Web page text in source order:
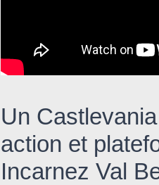
Un
action et
Incarnez Val